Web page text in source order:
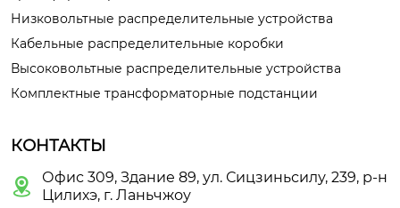
Низковольтные распределительные устройства
Кабельные распределительные коробки
Высоковольтные распределительные устройства
Комплектные трансформаторные подстанции
КОНТАКТЫ

Офис 309, Здание 89, ул. Сицзиньсилу, 239, р-н
Цилихэ, г. Ланьчжоу